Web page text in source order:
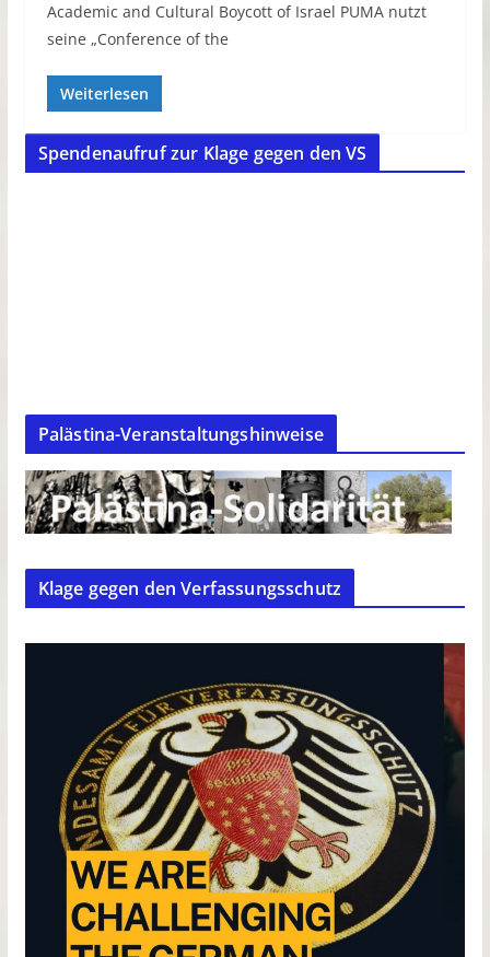
Academic and Cultural Boycott of Israel PUMA nutzt
seine „Conference of the
Weiterlesen
Spendenaufruf zur Klage gegen den VS
Palästina-Veranstaltungshinweise
Klage gegen den Verfassungsschutz